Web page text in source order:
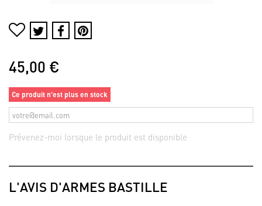
45,00 €
Ce produit n'est plus en stock
Prévenez-moi lorsque le produit est disponible
L'AVIS D'ARMES BASTILLE